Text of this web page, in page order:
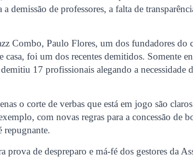
a demissão de professores, a falta de
Combo, Paulo Flores, um dos fundadores do
casa, foi um dos recentes demitidos. Somente
17 profissionais alegando a necessidade
o corte de verbas que está em jogo são
com novas regras para a concessão de
repugnante.
prova de despreparo e má-fé dos gestores da